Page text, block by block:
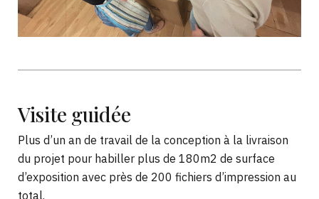
Visite guidée
Plus d’un an de travail de la conception à la livraison
du projet pour habiller plus de 180m2 de surface
d’exposition avec près de 200 fichiers d’impression au
total.